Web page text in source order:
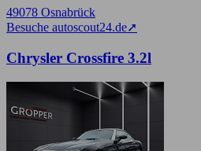
49078 Osnabrück
Besuche autoscout24.de➚
Chrysler Crossfire 3.2l